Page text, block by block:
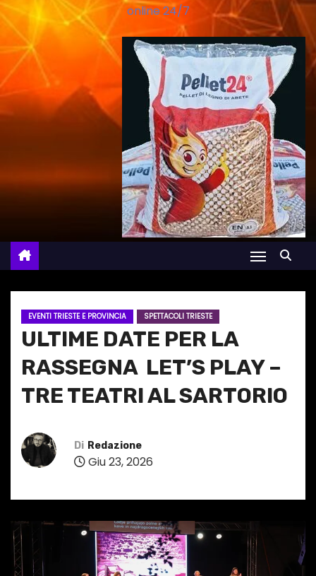
online 24/7
EVENTI TRIESTE E PROVINCIA SPETTACOLI TRIESTE
ULTIME DATE PER LA
RASSEGNA LET’S PLAY –
TRE TEATRI AL SARTORIO
Di Redazione
Giu 23, 2026